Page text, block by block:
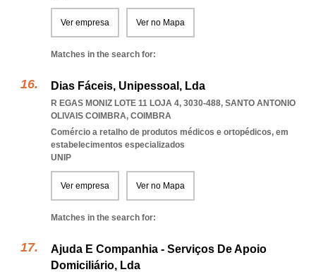
Ver empresa Ver no Mapa
Matches in the search for:
Dias Fáceis, Unipessoal, Lda
R EGAS MONIZ LOTE 11 LOJA 4, 3030-488, SANTO ANTONIO
OLIVAIS COIMBRA, COIMBRA
Comércio a retalho de produtos médicos e ortopédicos, em
estabelecimentos especializados
UNIP
Ver empresa Ver no Mapa
Matches in the search for:
Ajuda E Companhia - Serviços De Apoio
Domiciliário, Lda